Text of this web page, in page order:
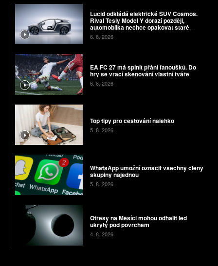
Lucid odkládá elektrické SUV Cosmos.
Rival Tesly Model Y dorazí později,
automobilka nechce opakovat staré
chyby
6. 8. 2026
EA FC 27 má splnit přání fanoušků. Do
hry se vrací skenování vlastní tváře
6. 8. 2026
Top tipy pro cestování nalehko
5. 8. 2026
WhatsApp umožní označit všechny členy
skupiny najednou
5. 8. 2026
Otřesy na Měsíci mohou odhalit led
ukrytý pod povrchem
4. 8. 2026